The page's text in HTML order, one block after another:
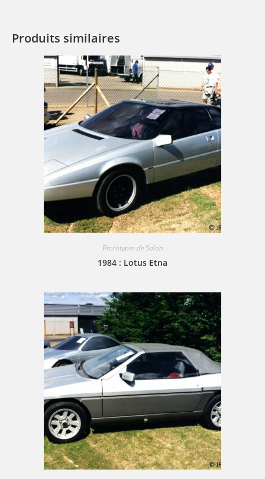
Produits similaires
Prototypes de Salon
1984 : Lotus Etna